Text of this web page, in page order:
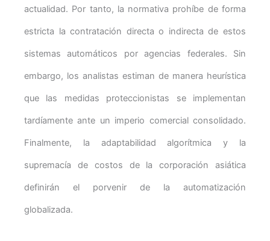
actualidad. Por tanto, la normativa prohíbe de forma
estricta la contratación directa o indirecta de estos
sistemas automáticos por agencias federales. Sin
embargo, los analistas estiman de manera heurística
que las medidas proteccionistas se implementan
tardíamente ante un imperio comercial consolidado.
Finalmente, la adaptabilidad algorítmica y la
supremacía de costos de la corporación asiática
definirán el porvenir de la automatización
globalizada.